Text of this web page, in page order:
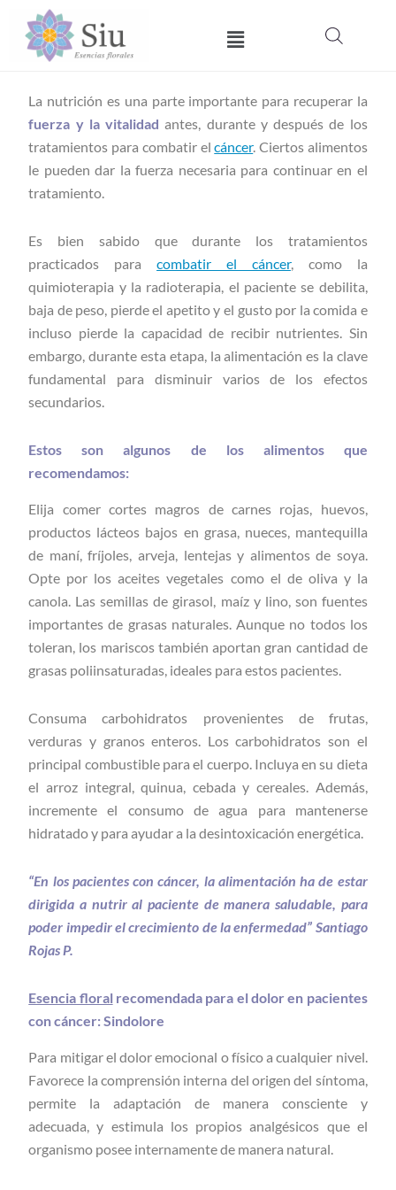
contenido
Menú
La nutrición es una parte importante para recuperar la
fuerza y la vitalidad antes, durante y después de los
tratamientos para combatir elcáncer. Ciertos alimentos
le pueden dar la fuerza necesaria para continuar en el
tratamiento.
Es bien sabido que durante los tratamientos
practicados paracombatir el cáncer, como la
quimioterapia y la radioterapia, el paciente se debilita,
baja de peso, pierde el apetito y el gusto por la comida e
incluso pierde la capacidad de recibir nutrientes. Sin
embargo, durante esta etapa, la alimentación es la clave
fundamental para disminuir varios de los efectos
secundarios.
Estos son algunos de los alimentos que
recomendamos:
Elija comer cortes magros de carnes rojas, huevos,
productos lácteos bajos en grasa, nueces, mantequilla
de maní, fríjoles, arveja, lentejas y alimentos de soya.
Opte por los aceites vegetales como el de oliva y la
canola. Las semillas de girasol, maíz y lino, son fuentes
importantes de grasas naturales. Aunque no todos los
toleran, los mariscos también aportan gran cantidad de
grasas poliinsaturadas, ideales para estos pacientes.
Consuma carbohidratos provenientes de frutas,
verduras y granos enteros. Los carbohidratos son el
principal combustible para el cuerpo. Incluya en su dieta
el arroz integral, quinua, cebada y cereales. Además,
incremente el consumo de agua para mantenerse
hidratado y para ayudar a la desintoxicación energética.
“En los pacientes con cáncer, la alimentación ha de estar
dirigida a nutrir al paciente de manera saludable, para
poder impedir el crecimiento de la enfermedad” Santiago
Rojas P.
Esencia floral recomendada para el dolor en pacientes
con cáncer: Sindolore
Para mitigar el dolor emocional o físico a cualquier nivel.
Favorece la comprensión interna del origen del síntoma,
permite la adaptación de manera consciente y
adecuada, y estimula los propios analgésicos que el
organismo posee internamente de manera natural.